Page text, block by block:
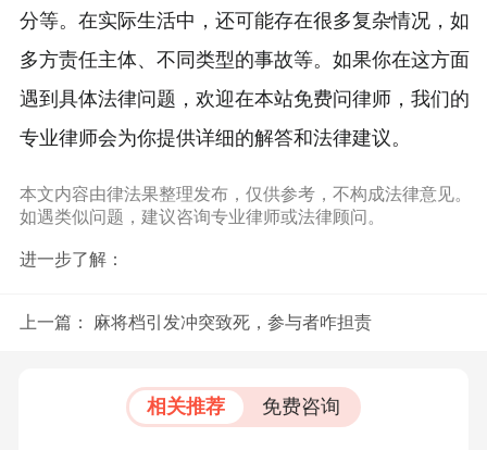
分等。在实际生活中，还可能存在很多复杂情况，如
多方责任主体、不同类型的事故等。如果你在这方面
遇到具体法律问题，欢迎在本站免费问律师，我们的
专业律师会为你提供详细的解答和法律建议。
本文内容由律法果整理发布，仅供参考，不构成法律意见。
如遇类似问题，建议咨询专业律师或法律顾问。
进一步了解：
上一篇： 麻将档引发冲突致死，参与者咋担责
相关推荐 免费咨询